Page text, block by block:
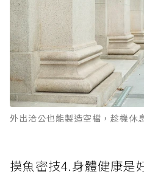
外出洽公也能製造空檔，趁機休
摸魚密技4.身體健康是